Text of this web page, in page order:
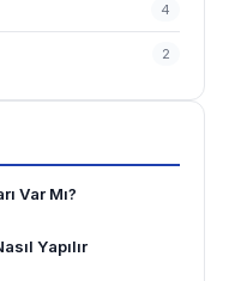
4
2
Var Mı?
Yapılır